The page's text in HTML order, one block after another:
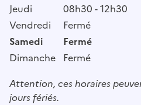
Jeudi
08h30 - 12h30
Vendredi
Fermé
Samedi
Fermé
Dimanche Fermé
Attention, ces horaires
jours fériés.